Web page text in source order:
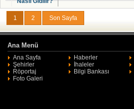
1 2 Son Sayfa
Ana Menü
Ana Sayfa Haberler
Şehirler
İhaleler
Röportaj
Bilgi Bankası
Foto Galeri